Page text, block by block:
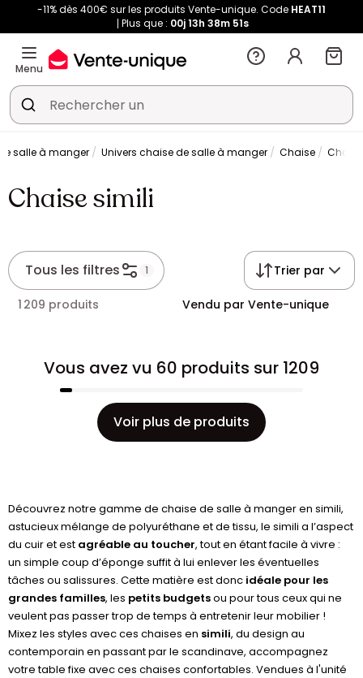
-11% dès 400€ sur les produits Vente-unique. Code HEAT11
Plus que : 00j 13h 38m 50s
Menu
salle à manger Univers chaise de salle à manger Chaise
Chaise simili
Tous les filtres 1 Trier par
1 209 produits Vendu par Vente-unique
Vous avez vu 60 produits sur 1209
Voir plus de produits
Découvrez notre gamme de chaise de salle à manger en simili,
astucieux mélange de polyuréthane et de tissu, le simili a l’aspect
du cuir et est agréable au toucher, tout en étant facile à vivre :
un simple coup d’éponge suffit à lui enlever les éventuelles
tâches ou salissures. Cette matière est donc idéale pour les
grandes familles, les petits budgetsou pour tous ceux qui ne
veulent pas passer trop de temps à entretenir leur mobilier !
Mixez les styles avec ces chaises en simili, du design au
contemporain en passant par le scandinave, accompagnez
votre table fixe avec ces chaises confortables. Vendues à l'unité